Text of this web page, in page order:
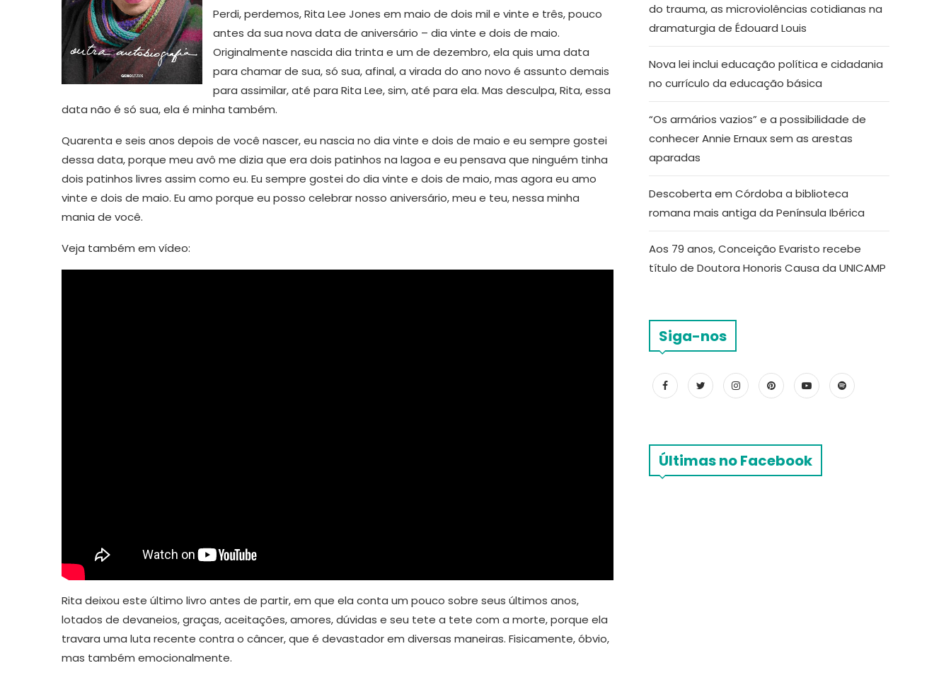
Perdi, perdemos, Rita Lee Jones em maio de dois mil e vinte e três, pouco
antes da sua nova data de aniversário – dia vinte e dois de maio.
Originalmente nascida dia trinta e um de dezembro, ela quis uma data
para chamar de sua, só sua, afinal, a virada do ano novo é assunto demais
para assimilar, até para Rita Lee, sim, até para ela. Mas desculpa, Rita, essa
data não é só sua, ela é minha também.
Quarenta e seis anos depois de você nascer, eu nascia no dia vinte e dois de maio e eu sempre gostei
dessa data, porque meu avô me dizia que era dois patinhos na lagoa e eu pensava que ninguém tinha
dois patinhos livres assim como eu. Eu sempre gostei do dia vinte e dois de maio, mas agora eu amo
vinte e dois de maio. Eu amo porque eu posso celebrar nosso aniversário, meu e teu, nessa minha
mania de você.
Veja também em vídeo:
Rita deixou este último livro antes de partir, em que ela conta um pouco sobre seus últimos anos,
lotados de devaneios, graças, aceitações, amores, dúvidas e seu tete a tete com a morte, porque ela
travara uma luta recente contra o câncer, que é devastador em diversas maneiras. Fisicamente, óbvio,
mas também emocionalmente.
do trauma, as microviolências cotidianas na
dramaturgia de Édouard Louis
Nova lei inclui educação política e cidadania
no currículo da educação básica
“Os armários vazios” e a possibilidade de
conhecer Annie Ernaux sem as arestas
aparadas
Descoberta em Córdoba a biblioteca
romana mais antiga da Península Ibérica
Aos 79 anos, Conceição Evaristo recebe
título de Doutora Honoris Causa da UNICAMP
Siga-nos
Últimas no Facebook